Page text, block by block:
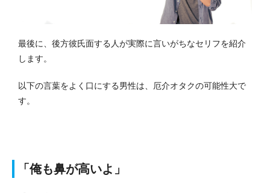
最後に、後方彼氏面する人が実際に言いがちなセリフを紹介
します。
以下の言葉をよく口にする男性は、厄介オタクの可能性大で
す。
「俺も鼻が高いよ」